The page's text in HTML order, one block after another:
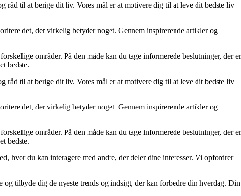
til at berige dit liv. Vores mål er at motivere dig til at leve dit bedste liv
det, der virkelig betyder noget. Gennem inspirerende artikler og
områder. På den måde kan du tage informerede beslutninger, der er
bedste.
til at berige dit liv. Vores mål er at motivere dig til at leve dit bedste liv
det, der virkelig betyder noget. Gennem inspirerende artikler og
områder. På den måde kan du tage informerede beslutninger, der er
bedste.
hvor du kan interagere med andre, der deler dine interesser. Vi opfordrer
tilbyde dig de nyeste trends og indsigt, der kan forbedre din hverdag. Din